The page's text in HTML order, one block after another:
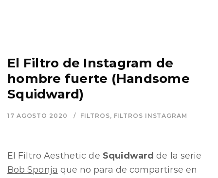
El Filtro de Instagram de
hombre fuerte (Handsome
Squidward)
17 AGOSTO 2020 FILTROS, FILTROS INSTAGRAM
El Filtro Aesthetic de Squidward de la serie
Bob Sponja que no para de compartirse en